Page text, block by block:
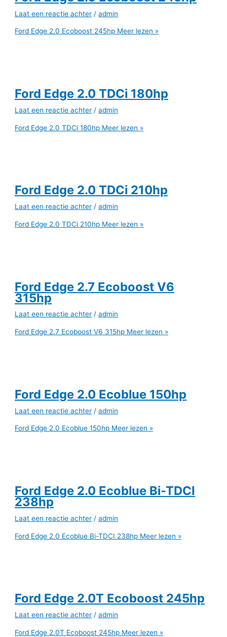
Laat een reactie achter /admin
Ford Edge 2.0 Ecoboost 245hp Meer lezen »
Ford Edge 2.0 TDCi 180hp
Laat een reactie achter /admin
Ford Edge 2.0 TDCi 180hp Meer lezen »
Ford Edge 2.0 TDCi 210hp
Laat een reactie achter /admin
Ford Edge 2.0 TDCi 210hp Meer lezen »
Ford Edge 2.7 Ecoboost V6
315hp
Laat een reactie achter /admin
Ford Edge 2.7 Ecoboost V6 315hp Meer lezen »
Ford Edge 2.0 Ecoblue 150hp
Laat een reactie achter /admin
Ford Edge 2.0 Ecoblue 150hp Meer lezen »
Ford Edge 2.0 Ecoblue Bi-TDCI
238hp
Laat een reactie achter /admin
Ford Edge 2.0 Ecoblue Bi-TDCI 238hp Meer lezen »
Ford Edge 2.0T Ecoboost 245hp
Laat een reactie achter /admin
Ford Edge 2.0T Ecoboost 245hp Meer lezen »